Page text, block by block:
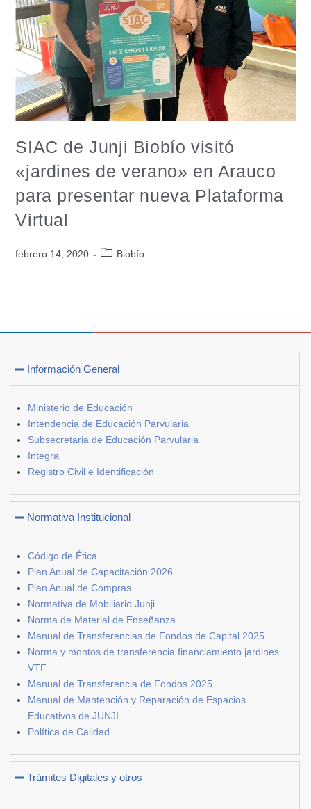
SIAC de Junji Biobío visitó
«jardines de verano» en Arauco
para presentar nueva Plataforma
Virtual
febrero 14, 2020 Biobío
Información General
Ministerio de Educación
Intendencia de Educación Parvularia
Subsecretaria de Educación Parvularia
Integra
Registro Civil e Identificación
Normativa Institucional
Código de Ética
Plan Anual de Capacitación 2026
Plan Anual de Compras
Normativa de Mobiliario Junji
Norma de Material de Enseñanza
Manual de Transferencias de Fondos de Capital 2025
Norma y montos de transferencia financiamiento jardines
VTF
Manual de Transferencia de Fondos 2025
Manual de Mantención y Reparación de Espacios
Educativos de JUNJI
Política de Calidad
Trámites Digitales y otros